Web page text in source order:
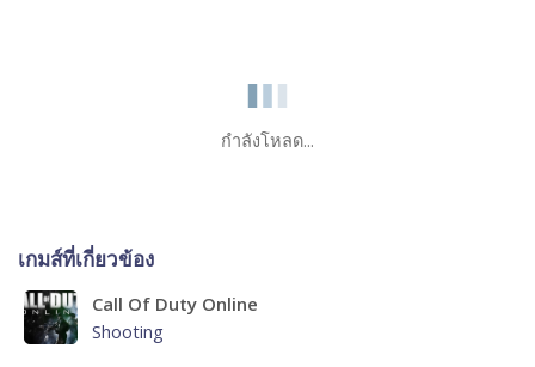
กำลังโหลด...
เกมส์ที่เกี่ยวข้อง
Call Of Duty Online
Shooting